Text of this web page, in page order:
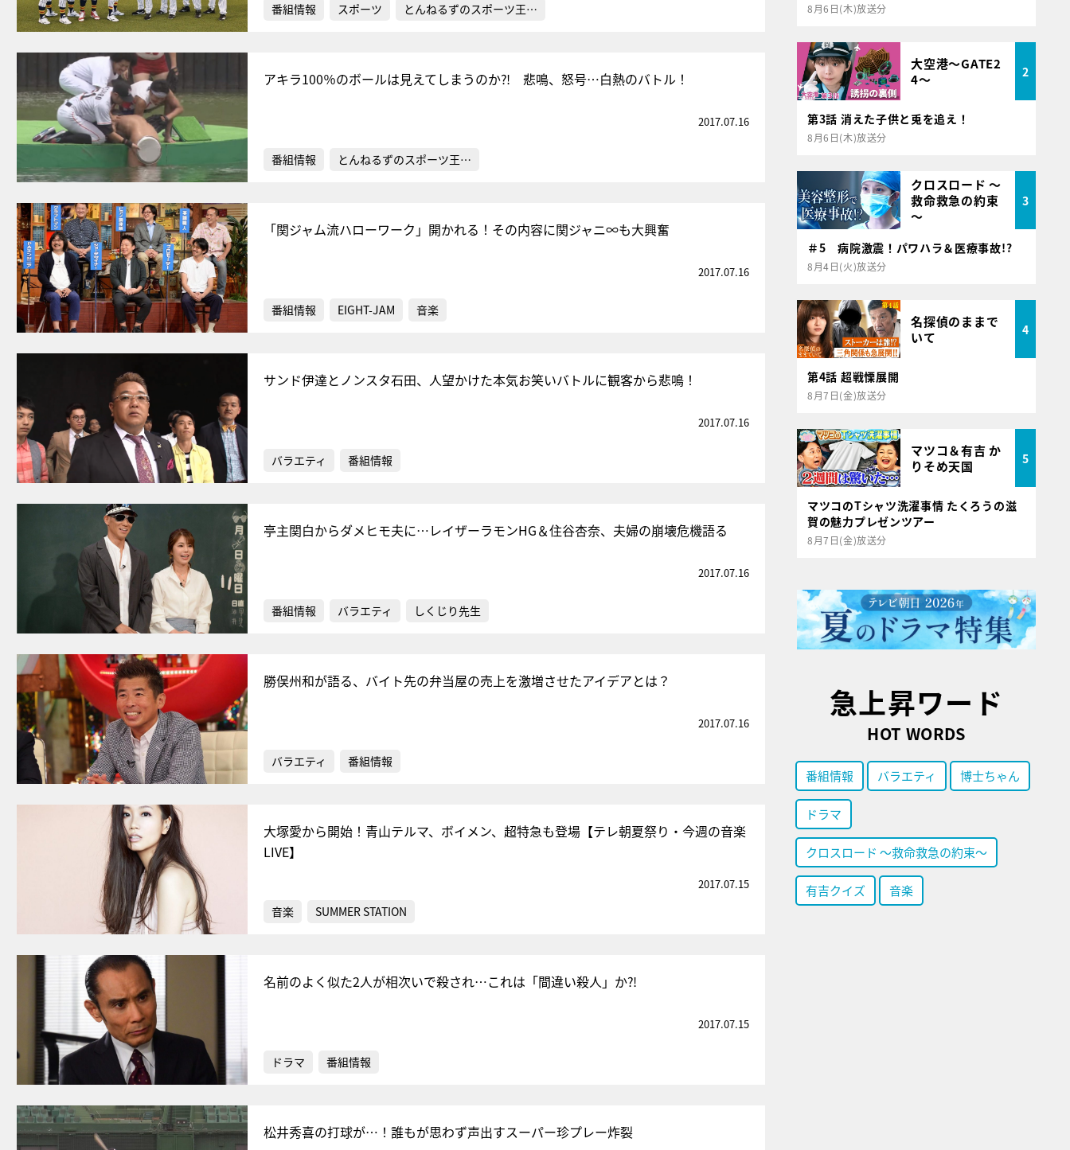
番組情報 スポーツ とんねるずのスポーツ王…
アキラ100％のボールは見えてしまうのか⁈ 悲鳴、怒号…白熱のバトル！
2017.07.16
番組情報 とんねるずのスポーツ王…
「関ジャム流ハローワーク」開かれる！その内容に関ジャニ∞も大興奮
2017.07.16
番組情報 EIGHT-JAM 音楽
サンド伊達とノンスタ石田、人望かけた本気お笑いバトルに観客から悲鳴！
2017.07.16
バラエティ 番組情報
亭主関白からダメヒモ夫に…レイザーラモンHG＆住谷杏奈、夫婦の崩壊危機語る
2017.07.16
番組情報 バラエティ しくじり先生
勝俣州和が語る、バイト先の弁当屋の売上を激増させたアイデアとは？
2017.07.16
バラエティ 番組情報
大塚愛から開始！青山テルマ、ボイメン、超特急も登場【テレ朝夏祭り・今週の音楽
LIVE】
2017.07.15
音楽 SUMMER STATION
名前のよく似た2人が相次いで殺され…これは「間違い殺人」か⁈
2017.07.15
ドラマ 番組情報
松井秀喜の打球が…！誰もが思わず声出すスーパー珍プレー炸裂
8月6日(木)放送分
大空港～GATE2
4～
2
第3話 消えた子供と兎を追え！
8月6日(木)放送分
クロスロード ～
救命救急の約束
～
3
＃5 病院激震！パワハラ＆医療事故!?
8月4日(火)放送分
名探偵のままで
いて
4
第4話 超戦慄展開
8月7日(金)放送分
マツコ＆有吉 か
りそめ天国
5
マツコのTシャツ洗濯事情 たくろうの滋
賀の魅力プレゼンツアー
8月7日(金)放送分
急上昇ワード
HOT WORDS
番組情報 バラエティ 博士ちゃん
ドラマ
クロスロード ～救命救急の約束～
有吉クイズ 音楽